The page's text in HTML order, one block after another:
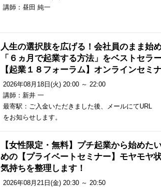
講師：昼田 純一
人生の選択肢を広げる！会社員のまま始
「６ヵ月で起業する方法」をベストセラ
【起業１８フォーラム】オンラインセミ
2026年08月18日(火) 20:00 ～ 22:00
講師：新井 一
最寄駅：ご入金いただきました後、メールにてURL
をお知らせします。
【女性限定・無料】プチ起業から始めた
めの【プライベートセミナー】モヤモヤ
気持ちを整理します！
2026年08月21日(金) 20:30 ～ 20:50